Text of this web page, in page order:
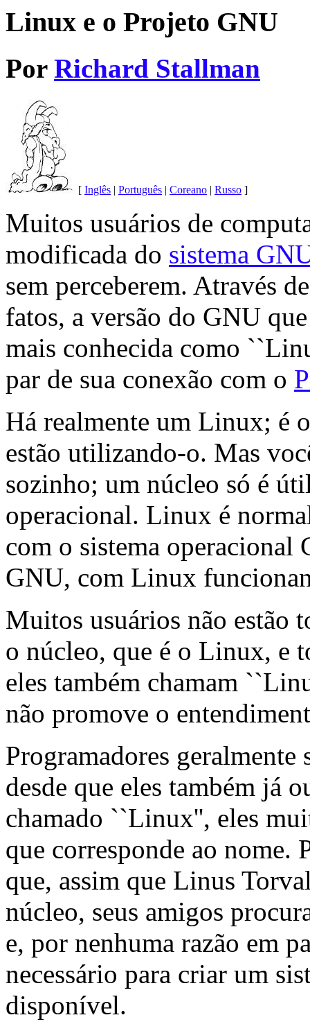
Linux e o Projeto GNU
Por Richard Stallman
[ Inglês | Português | Coreano | Russo ]
Muitos usuários de
modificada do sistema
sem perceberem. Através
fatos, a versão do GNU
mais conhecida como
par de sua conexão com o
Há realmente um Linux; é
estão utilizando-o. Mas
sozinho; um núcleo só é
operacional. Linux é
com o sistema operacional
GNU, com Linux
Muitos usuários não estão
o núcleo, que é o Linux, e
eles também chamam
não promove o
Programadores
desde que eles também já
chamado ``Linux'', eles
que corresponde ao nome.
que, assim que Linus
núcleo, seus amigos
e, por nenhuma razão em
necessário para criar um
disponível.